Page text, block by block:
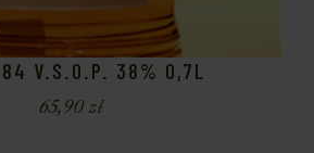
84 V.S.O.P. 38% 0,7L
65,90zł